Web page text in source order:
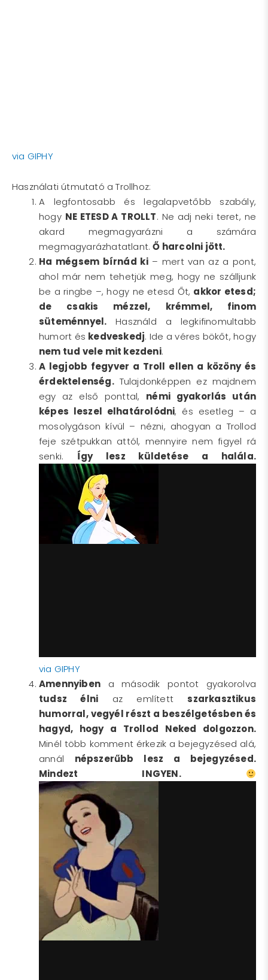
via GIPHY
Használati útmutató a Trollhoz:
A legfontosabb és legalapvetőbb szabály,
hogy NE ETESD A TROLLT. Ne adj neki teret, ne
akard megmagyarázni a számára
megmagyarázhatatlant.Ő harcolni jött.
Ha mégsem bírnád ki– mert van az a pont,
ahol már nem tehetjük meg, hogy ne szálljunk
be a ringbe –, hogy ne etesd Őt, akkor etesd;
de csakis mézzel, krémmel, finom
süteménnyel. Használd a legkifinomultabb
humort és kedveskedj. Ide a véres bökőt, hogy
nem tud vele mit kezdeni.
A legjobb fegyver a Troll ellen a közöny és
érdektelenség.Tulajdonképpen ez majdnem
egy az első ponttal, némi gyakorlás után
képes leszel elhatárolódni, és esetleg – a
mosolygáson kívül – nézni, ahogyan a Trollod
feje szétpukkan attól, mennyire nem figyel rá
senki. Így lesz küldetése a halála.
via GIPHY
Amennyiben a második pontot gyakorolva
tudsz élni az említett szarkasztikus
humorral, vegyél részt a beszélgetésben és
hagyd, hogy a Trollod Neked dolgozzon.
Minél több komment érkezik a bejegyzésed alá,
annál népszerűbb lesz a bejegyzésed.
Mindezt INGYEN.